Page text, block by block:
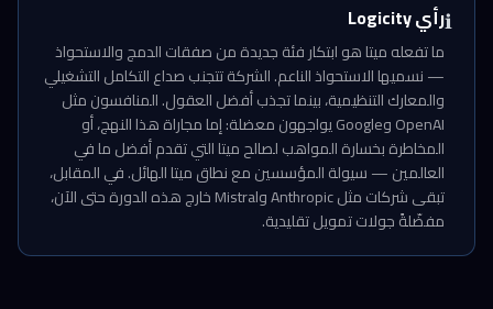
ℹ️رأي Logicity
ما تفعله ميتا هو ابتكار فئة جديدة من صفقات الدمج والاستحواذ
— نسميها الاستحواذ الناعم. الشركة تتجنب صداع التكامل التشغيلي
والمعارك التنظيمية، بينما تجذب أفضل العقول. المنافسون مثل
OpenAI وGoogle يواجهون معضلة: إما مجاراة هذا النهج، أو
المخاطرة بخسارة المواهب لصالح ميتا التي تقدم أفضل ما في
العالمين — سيولة المؤسسين مع نطاق ميتا الهائل. في المقابل،
تبقى شركات مثل Anthropic وMistral خارج هذه الدورة حتى الآن،
مفضّلةً جولات تمويل تقليدية.